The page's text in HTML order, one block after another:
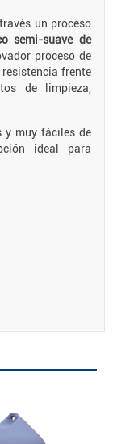
un proceso
semi-suave de
proceso de
frente
de limpieza,
y muy fáciles de
ideal para